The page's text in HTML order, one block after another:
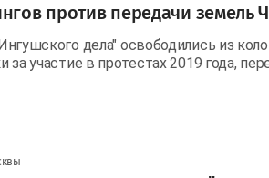
против передачи земель
дела" освободились из
за участие в протестах 2019 года,